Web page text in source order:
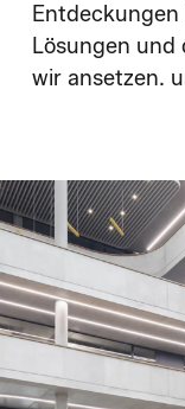
Lösungen
wir ansetzen.